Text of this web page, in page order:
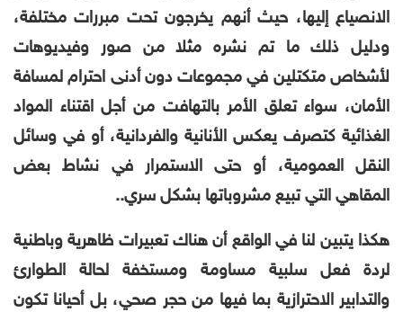
الانصياع إليها، حيث أنهم يخرجون تحت مبررات مختلفة،
ودليل ذلك ماتم نشره مثلا من صور وفيديوهات
لأشخاص متكتلين في مجموعات دون أدنى احترام لمسافة
الأمان، سواء تعلق الأمر بالتهافت من أجل اقتناء المواد
الغذائية كتصرف يعكس الأنانية والفردانية، أو في وسائل
النقل العمومية، أو حتى الاستمرار في نشاط بعض
المقاهي التي تبيع مشروباتها بشكل سري..
هكذا يتبين لنا في الواقع أن هناك تعبيرات ظاهرية وباطنية
لردة فعل سلبية مساومة ومستخفة لحالة الطوارئ
والتدابير الاحترازية بما فيها من حجر صحي، بل أحيانا تكون